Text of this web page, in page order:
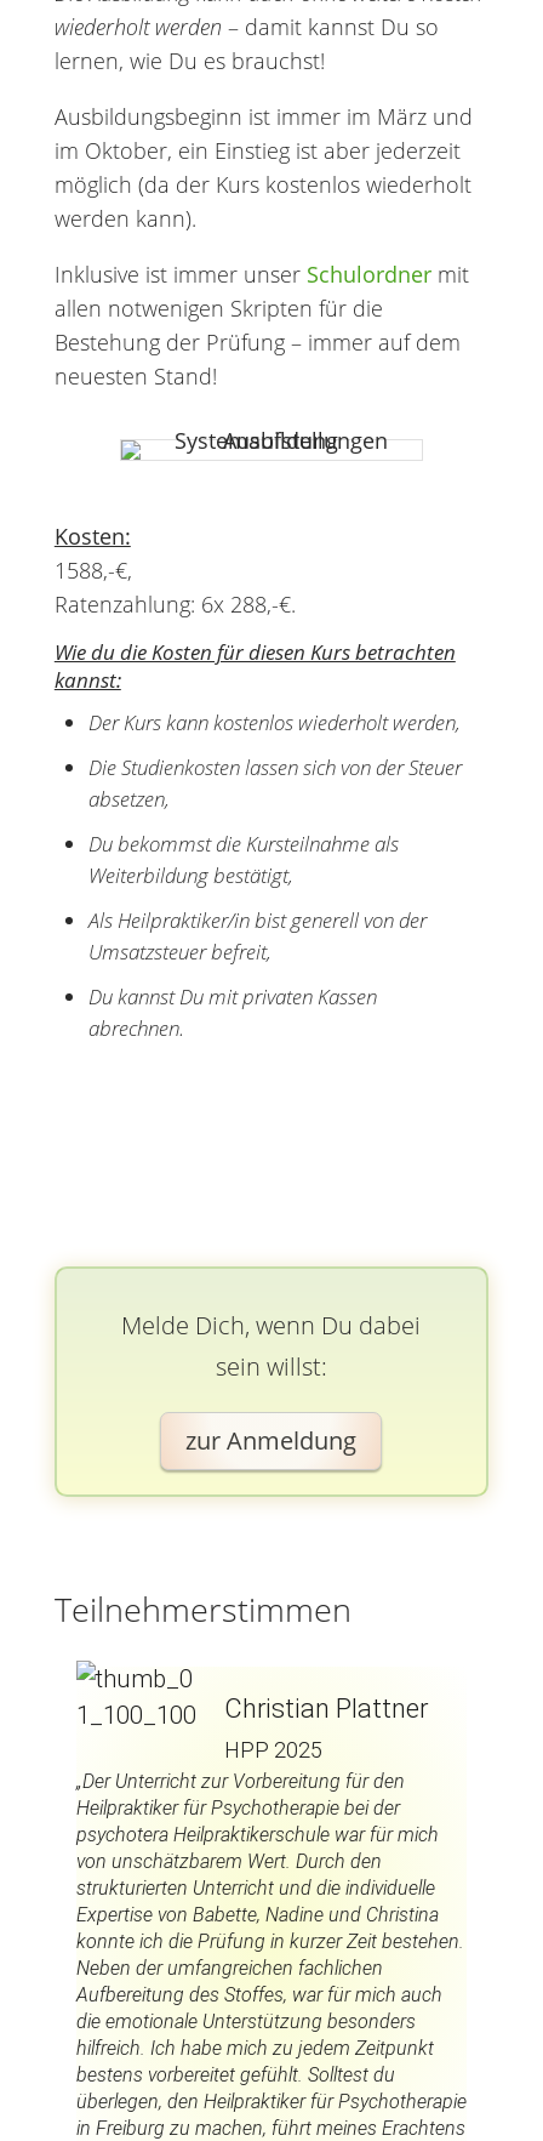
wiederholt werden – damit kannst Du so
lernen, wie Du es brauchst!
Ausbildungsbeginn ist immer im März und
im Oktober, ein Einstieg ist aber jederzeit
möglich (da der Kurs kostenlos wiederholt
werden kann).
Inklusive ist immer unser Schulordnermit
allen notwenigen Skripten für die
Bestehung der Prüfung – immer auf dem
neuesten Stand!
Kosten:
1588,-€,
Ratenzahlung: 6x 288,-€.
Wie du die Kosten für diesen Kurs betrachten
kannst:
Der Kurs kann kostenlos wiederholt werden,
Die Studienkosten lassen sich von der Steuer
absetzen,
Du bekommst die Kursteilnahme als
Weiterbildung bestätigt,
Als Heilpraktiker/in bist generell von der
Umsatzsteuer befreit,
Du kannst Du mit privaten Kassen
abrechnen.
Melde Dich, wenn Du dabei
sein willst:
zur Anmeldung
Teilnehmerstimmen
Christian Plattner
HPP 2025
„Der Unterricht zur Vorbereitung für den
Heilpraktiker für Psychotherapie bei der
psychotera Heilpraktikerschule war für mich
von unschätzbarem Wert. Durch den
strukturierten Unterricht und die individuelle
Expertise von Babette, Nadine und Christina
konnte ich die Prüfung in kurzer Zeit bestehen.
Neben der umfangreichen fachlichen
Aufbereitung des Stoffes, war für mich auch
die emotionale Unterstützung besonders
hilfreich. Ich habe mich zu jedem Zeitpunkt
bestens vorbereitet gefühlt. Solltest du
überlegen, den Heilpraktiker für Psychotherapie
in Freiburg zu machen, führt meines Erachtens